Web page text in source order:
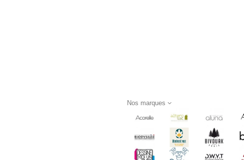
Nos marques